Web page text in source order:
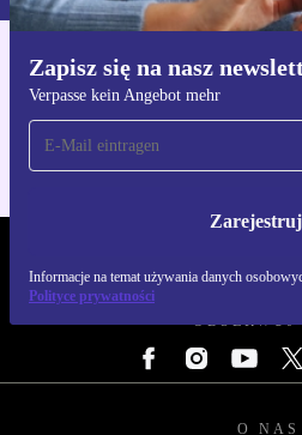
Zapisz się na nasz
Verpasse kein Angebot mehr
Zarejestruj
Informacje na temat używania danych
Polityce prywatności
Pobierz
Dla iOS i
O NAS